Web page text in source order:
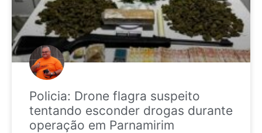
Policia: Drone flagra suspeito
tentando esconder drogas durante
operação em Parnamirim